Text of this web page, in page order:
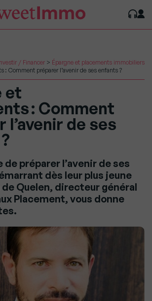
/ Financer > Épargne et placements immobiliers
: Comment préparer l’avenir de ses enfants ?
et
: Comment
l’avenir de ses
de préparer l’avenir de ses
dès leur plus jeune
Quelen, directeur général
Placement, vous donne